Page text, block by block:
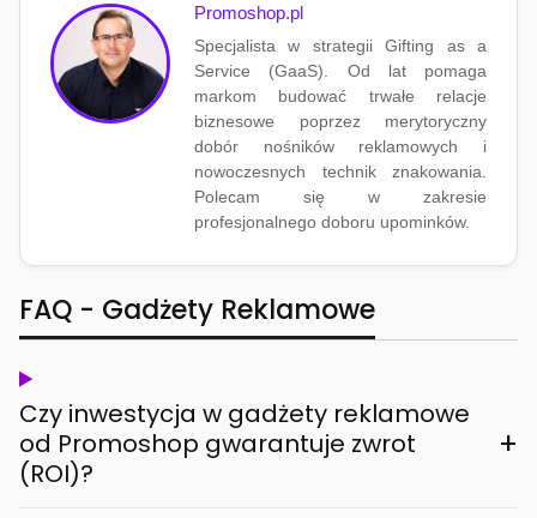
Promoshop.pl
Specjalista w strategii Gifting as a
Service (GaaS). Od lat pomaga
markom budować trwałe relacje
biznesowe poprzez merytoryczny
dobór nośników reklamowych i
nowoczesnych technik znakowania.
Polecam się w zakresie
profesjonalnego doboru upominków.
FAQ - Gadżety Reklamowe
Czy inwestycja w gadżety reklamowe
od Promoshop gwarantuje zwrot
(ROI)?
+